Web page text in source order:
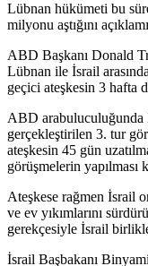
Lübnan hükümeti bu
milyonu aştığını
ABD Başkanı Donald
Lübnan ile İsrail
geçici ateşkesin 3 hafta
ABD arabuluculuğunda
gerçekleştirilen 3. tur
ateşkesin 45 gün
görüşmelerin yapılması
Ateşkese rağmen İsrail
ve ev yıkımlarını
gerekçesiyle İsrail
İsrail Başbakanı